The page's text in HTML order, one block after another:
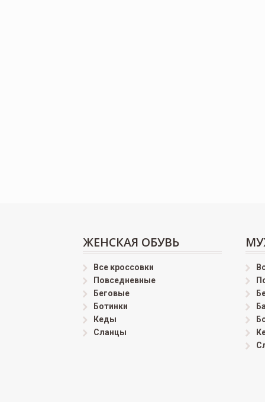
ЖЕНСКАЯ ОБУВЬ
Все кроссовки
Повседневные
Беговые
Ботинки
Кеды
Сланцы